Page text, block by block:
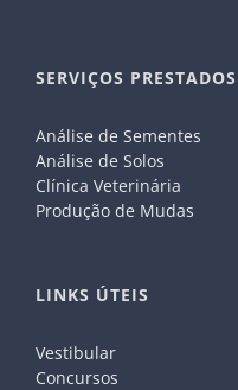
SERVIÇOS PRESTADOS
Análise de Sementes
Análise de Solos
Clínica Veterinária
Produção de Mudas
LINKS ÚTEIS
Vestibular
Concursos